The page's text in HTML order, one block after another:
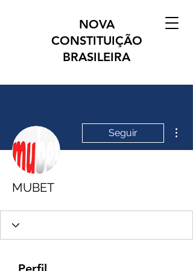
NOVA
CONSTITUIÇÃO
BRASILEIRA
Seguir
MUBET